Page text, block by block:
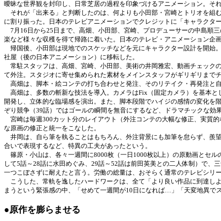
曖昧な世界観を封印し、日常芝居の過程を印象づけるアニメーション。
それが「出来る」と判断したのは、何よりも小田部・宮崎とトリオを組
に割り振った。日本のテレビアニメーションでクレジットに「キャラク
7月16日から25日まで、高畑、小田部、宮崎、プロデューサーの中島順
楽など様々な収穫を得て帰路に着いた。日本のテレビ・アニメーション企
帰国後、小田部は現地でのスケッチなどを元にキャラクター設計を開始
社屋（後の日本アニメーション）に移転した。
常駐スタッフは、高畑、宮崎、小田部、美術の井岡雅宏、動画チェック
て外注。スタジオに寄せ集められた素材をメインスタッフがギリギリま
高畑は、脚本・絵コンテの打ち合わせと発注、そのリテイク・再発注と
高畑は、多数の斬新な技法を導入。カメラはFix（固定カメラ）を基本
開発し、立体的な臨場感を演出。また、脚本段階でハイジの感情の変化
ぞり競争（39話）ではゴールの瞬間を無音にするなど、ドラマチックな効
宮崎は毎週300カット分のレイアウト（外注コンテの大幅な修正、実質
な原画の修正と統一をこなした。
井岡は、自ら筆を執ることはもちろん、外注背景にも加筆を怠らず、羨
合いで表現するなど、特異の工夫があったという。
篠原・小山は、各々一週間に8000枚（一日1000枚以上）の原動画とセ
して5話～28話に水田めぐみ、29話～52話は前田英美との二人体制）で
一つこぼさずに耐えたと言う。労働の総量は、おそらく通常のテレビシ
こうした、常軌を逸したハードワークは、全て「より良い作品に到達し
まうという緊張感の中、「せめて一週間が10日になれば…」「天変地異で
●原作を膨らませる